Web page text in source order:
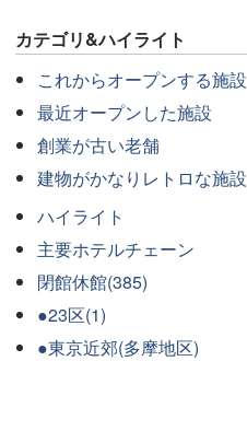
カテゴリ&ハイライト
これからオープンする施設
最近オープンした施設
創業が古い老舗
建物がかなりレトロな施設
ハイライト
主要ホテルチェーン
閉館休館(385)
●23区(1)
●東京近郊(多摩地区)